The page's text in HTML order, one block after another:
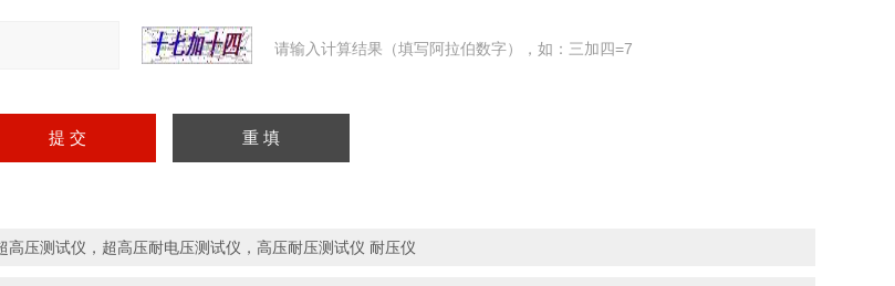
请输入计算结果（填写阿拉伯数字），如：三加四=7
高压测试仪，超高压耐电压测试仪，高压耐压测试仪 耐压仪